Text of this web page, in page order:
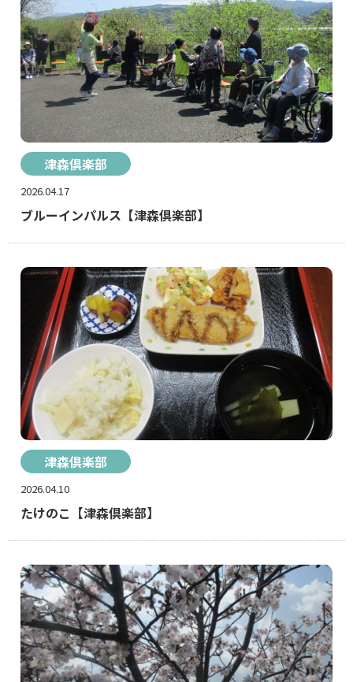
津森倶楽部
2026.04.17
ブルーインパルス【津森倶楽部】
津森倶楽部
2026.04.10
たけのこ【津森倶楽部】